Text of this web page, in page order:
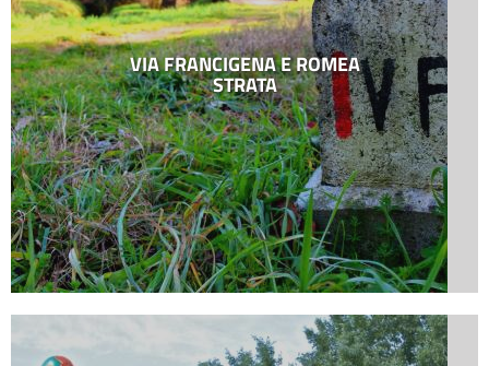
VIA FRANCIGENA E ROMEA
STRATA